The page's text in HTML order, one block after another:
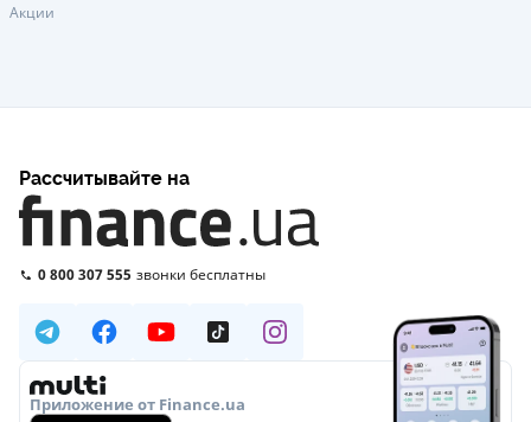
Акции
Рассчитывайте на
0 800 307 555 звонки бесплатны
Приложение от Finance.ua